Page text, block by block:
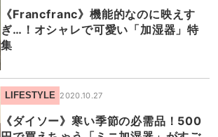
《Francfranc》機能的なのに映えす
ぎ…！オシャレで可愛い「加湿器」特
集
LIFESTYLE 2020.10.27
《ダイソー》寒い季節の必需品！500